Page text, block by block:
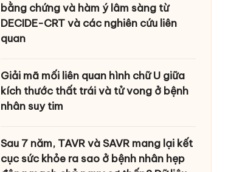
bằng chứng và hàm ý lâm sàng từ
DECIDE-CRT và các nghiên cứu liên
quan
Giải mã mối liên quan hình chữ U giữa
kích thước thất trái và tử vong ở bệnh
nhân suy tim
Sau 7 năm, TAVR và SAVR mang lại kết
cục sức khỏe ra sao ở bệnh nhân hẹp